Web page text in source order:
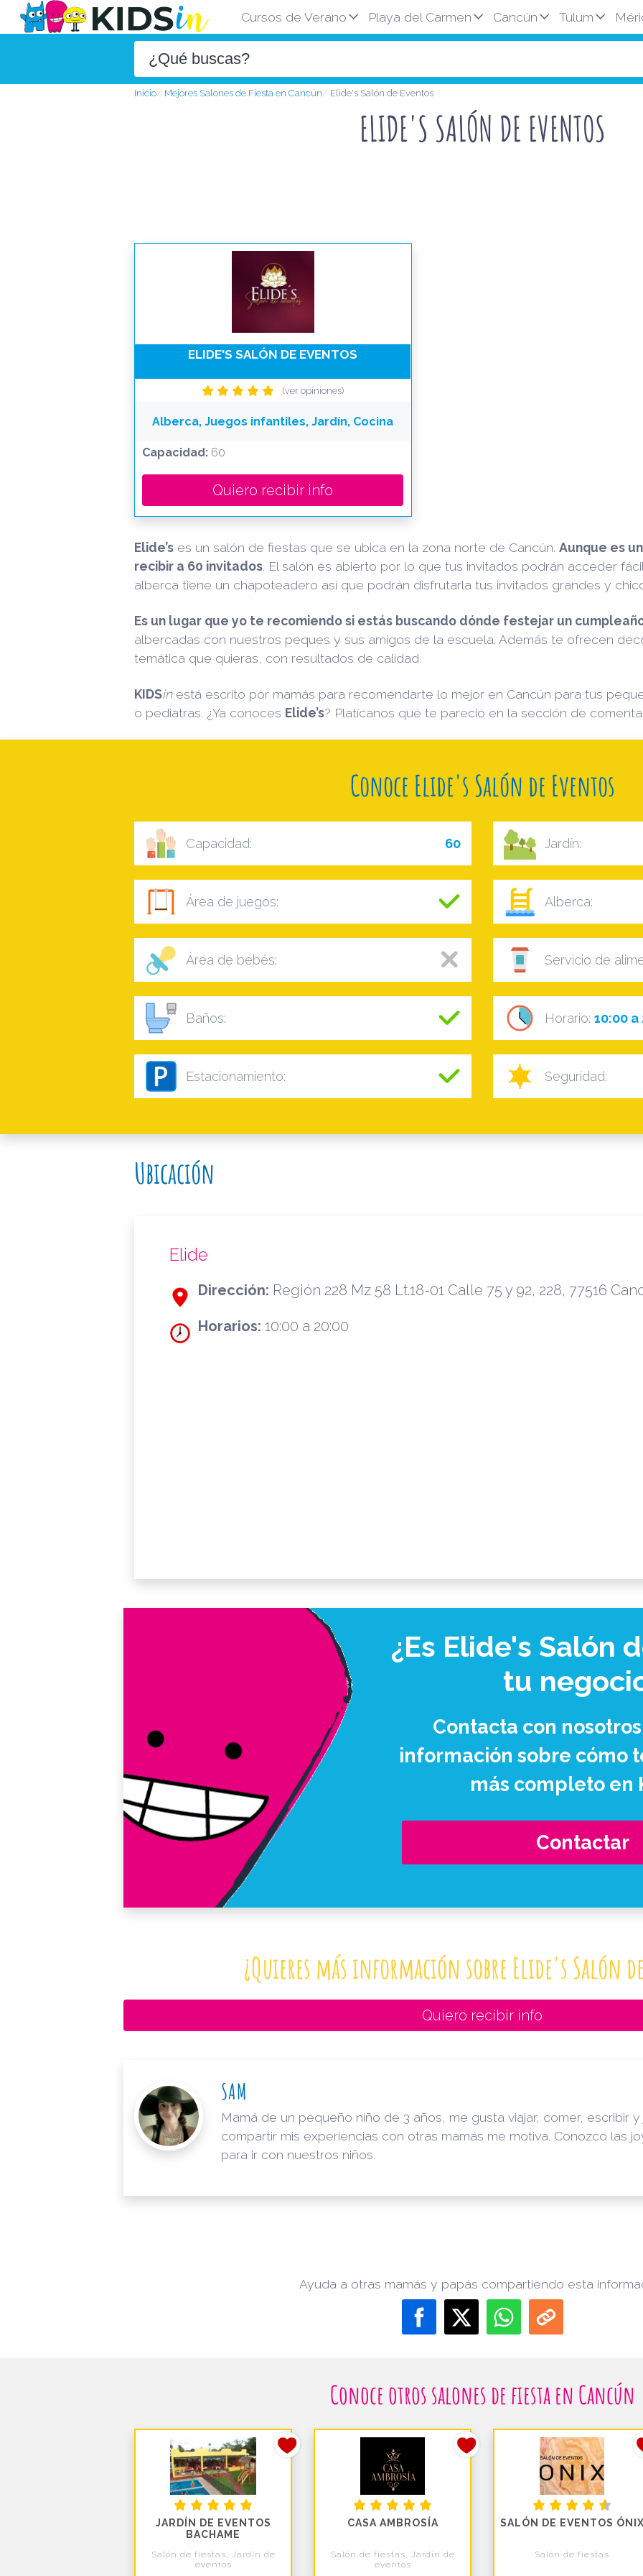
Cursos de Verano Playa del Carmen Cancún Tulum
Inicio Mejores Salones de Fiesta en Cancún Elide's Salón de Eventos
ELIDE'S SALÓN DE EVENTOS
ELIDE'S SALÓN DE EVENTOS
(ver opiniones)
Alberca, Juegos infantiles, Jardín, Cocina
Capacidad: 60
Quiero recibir info
Elide’s es un salón de fiestas que se ubica en la zona norte de Cancún. Aunque es
recibir a 60 invitados . El salón es abierto por lo que tus invitados podrán acceder
alberca tiene un chapoteadero así que podrán disfrutarla tus invitados grandes y
Es un lugar que yo te recomiendo si estás buscando dónde festejar un
albercadas con nuestros peques y sus amigos de la escuela. Además te ofrecen
temática que quieras, con resultados de calidad.
KIDSinestá escrito por mamás para recomendarte lo mejor en Cancún para tus
o pediatras. ¿Ya conoces Elide’s? Platícanos qué te pareció en la sección de
Conoce Elide's Salón de Eventos
Capacidad: 60 Jardín:
Área de juegos: Alberca:
Área de bebés: Servicio de
Baños: Horario: 10:00 a
Estacionamiento: Seguridad:
Ubicación
Elide
Dirección: Región 228 Mz 58 Lt.18-01 Calle 75 y 92, 228, 77516
Horarios: 10:00 a 20:00
¿Es Elide's Salón
tu
Contacta con
información sobre cómo
más completo en
Contactar
¿Quieres más información sobre Elide's Salón
Quiero recibir info
SAM
Mamá de un pequeño niño de 3 años, me gusta viajar, comer, escribir y
compartir mis experiencias con otras mamás me motiva. Conozco las
para ir con nuestros niños.
Ayuda a otras mamás y papás compartiendo esta
Conoce otros salones de fiesta en Cancún
JARDÍN DE EVENTOS
BACHAME
Salón de fiestas, Jardín de
eventos
CASA AMBROSÍA
Salón de fiestas, Jardín de
eventos
SALÓN DE EVENTOS ÓNIX
Salón de fiestas